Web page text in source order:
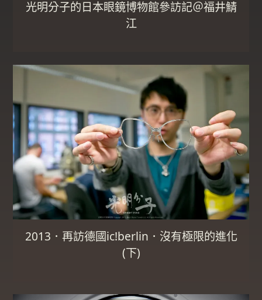
光明分子的日本眼鏡博物館參訪記＠福井鯖
江
2013．再訪德國ic!berlin．沒有極限的進化
(下)